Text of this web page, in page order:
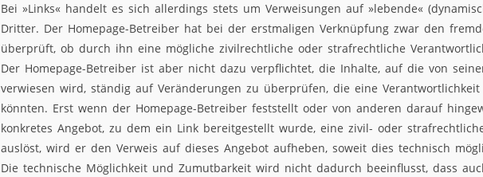
Bei »Links« handelt es sich allerdings stets um Verweisungen auf »lebende«
Dritter. Der Homepage-Betreiber hat bei der erstmaligen Verknüpfung zwar den
überprüft, ob durch ihn eine mögliche zivilrechtliche oder strafrechtliche
Der Homepage-Betreiber ist aber nicht dazu verpflichtet, die Inhalte, auf die von
verwiesen wird, ständig auf Veränderungen zu überprüfen, die eine
könnten. Erst wenn der Homepage-Betreiber feststellt oder von anderen darauf
konkretes Angebot, zu dem ein Link bereitgestellt wurde, eine zivil- oder
auslöst, wird er den Verweis auf dieses Angebot aufheben, soweit dies technisch
Die technische Möglichkeit und Zumutbarkeit wird nicht dadurch beeinflusst, dass